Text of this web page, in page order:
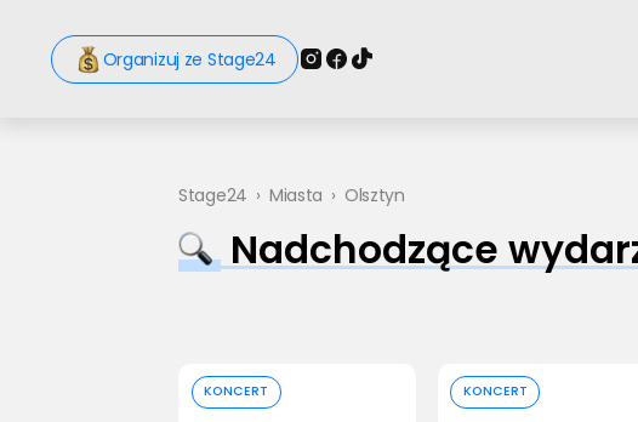
Organizuj ze Stage24
Stage24 › Miasta › Olsztyn
Nadchodzące
Kup bilet
KONCERT
Kup bilet
KONCERT